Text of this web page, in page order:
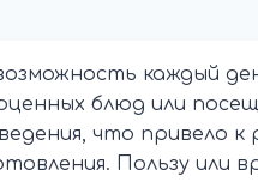
каждый
блюд или
что привело к
Пользу или